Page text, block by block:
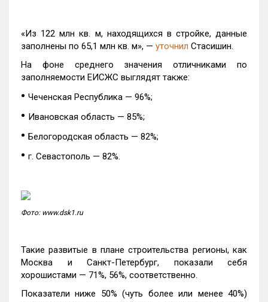
«Из 122 млн кв. м, находящихся в стройке, данные
заполнены по 65,1 млн кв. м», — уточнил Стасишин.
На фоне среднего значения отличниками по
заполняемости ЕИСЖС выглядят также:
• Чеченская Республика — 96%;
• Ивановская область — 85%;
• Белогородская область — 82%;
• г. Севастополь — 82%.
Фото: www.dsk1.ru
Такие развитые в плане строительства регионы, как
Москва и Санкт-Петербург, показали себя
хорошистами — 71%, 56%, соответственно.
Показатели ниже 50% (чуть более или менее 40%)